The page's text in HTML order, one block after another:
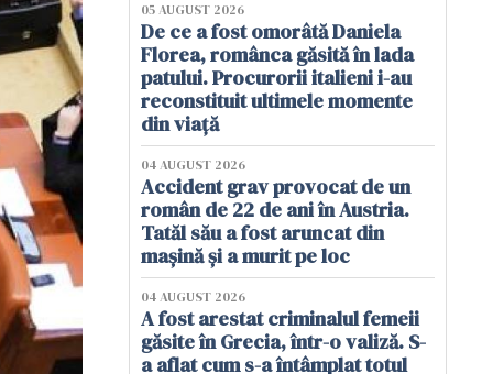
05 AUGUST 2026
De ce a fost omorâtă Daniela
Florea, românca găsită în lada
patului. Procurorii italieni i-au
reconstituit ultimele momente
din viață
04 AUGUST 2026
Accident grav provocat de un
român de 22 de ani în Austria.
Tatăl său a fost aruncat din
mașină și a murit pe loc
04 AUGUST 2026
A fost arestat criminalul femeii
găsite în Grecia, într-o valiză. S-
a aflat cum s-a întâmplat totul